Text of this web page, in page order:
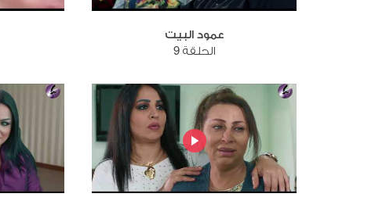
عمود البيت
الحلقة 9